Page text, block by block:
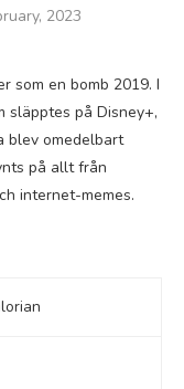
2023
som en bomb 2019. I
släpptes på Disney+,
blev omedelbart
på allt från
internet-memes.